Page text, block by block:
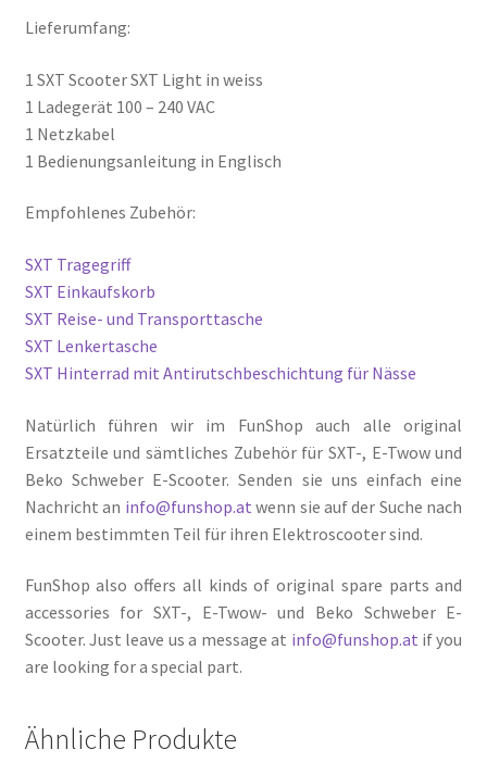
Lieferumfang:
1 SXT Scooter SXT Light in weiss
1 Ladegerät 100 – 240 VAC
1 Netzkabel
1 Bedienungsanleitung in Englisch
Empfohlenes Zubehör:
SXT Tragegriff
SXT Einkaufskorb
SXT Reise- und Transporttasche
SXT Lenkertasche
SXT Hinterrad mit Antirutschbeschichtung für Nässe
Natürlich führen wir im FunShop auch alle original
Ersatzteile und sämtliches Zubehör für SXT-, E-Twow und
Beko Schweber E-Scooter. Senden sie uns einfach eine
Nachricht an info@funshop.at wenn sie auf der Suche nach
einem bestimmten Teil für ihren Elektroscooter sind.
FunShop also offers all kinds of original spare parts and
accessories for SXT-, E-Twow- und Beko Schweber E-
Scooter. Just leave us a message at info@funshop.at if you
are looking for a special part.
Ähnliche Produkte